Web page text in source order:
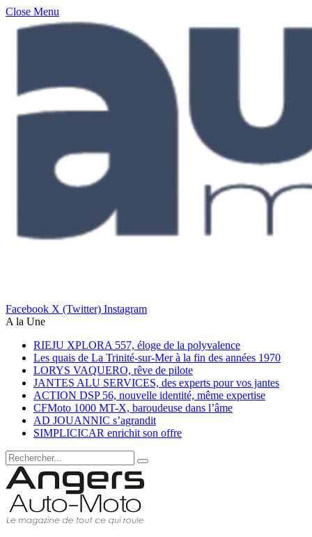
Close Menu
Facebook X (Twitter) Instagram
A la Une
RIEJU XPLORA 557, éloge de la polyvalence
Les quais de La Trinité-sur-Mer à la fin des années 1970
LORYS VAQUERO, rêve de pilote
JANTES ALU SERVICES, des experts pour vos jantes
ACTION DSP 56, nouvelle identité, même expertise
CFMoto 1000 MT-X, baroudeuse dans l’âme
AD JOUANNIC s’agrandit
SIMPLICICAR enrichit son offre